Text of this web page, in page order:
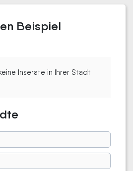
Beispiel
Inserate in Ihrer Stadt